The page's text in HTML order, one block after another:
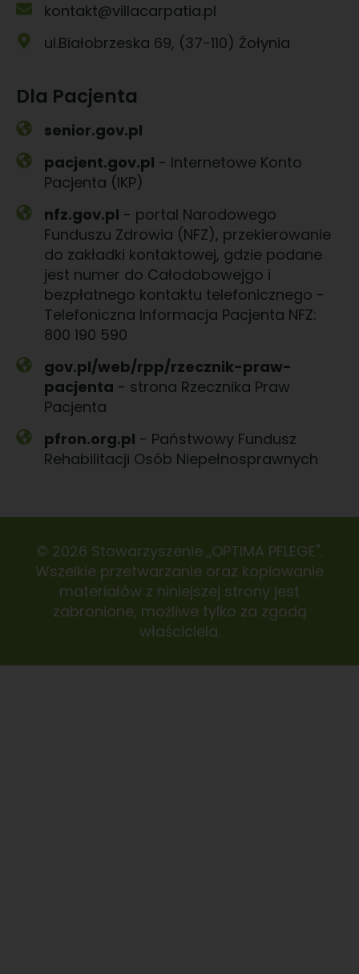
kontakt@villacarpatia.pl
ul.Białobrzeska 69, (37-110) Żołynia
Dla Pacjenta
senior.gov.pl
pacjent.gov.pl - Internetowe Konto
Pacjenta (IKP)
nfz.gov.pl - portal Narodowego
Funduszu Zdrowia (NFZ), przekierowanie
do zakładki kontaktowej, gdzie podane
jest numer do Całodobowejgo i
bezpłatnego kontaktu telefonicznego -
Telefoniczna Informacja Pacjenta NFZ:
800 190 590
gov.pl/web/rpp/rzecznik-praw-
pacjenta - strona Rzecznika Praw
Pacjenta
pfron.org.pl - Państwowy Fundusz
Rehabilitacji Osób Niepełnosprawnych
© 2026 Stowarzyszenie „OPTIMA PFLEGE".
Wszelkie przetwarzanie oraz kopiowanie
materiałów z niniejszej strony jest
zabronione, możliwe tylko za zgodą
właściciela.